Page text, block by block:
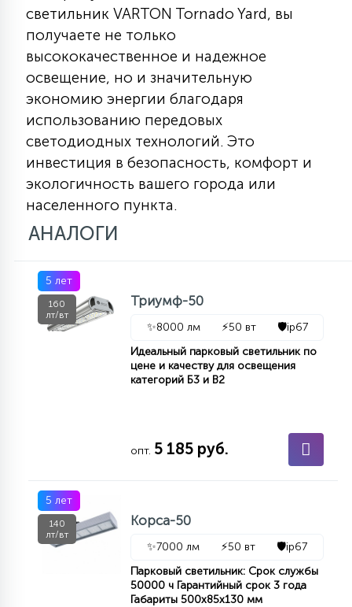
светильник VARTON Tornado Yard, вы
получаете не только
высококачественное и надежное
освещение, но и значительную
экономию энергии благодаря
использованию передовых
светодиодных технологий. Это
инвестиция в безопасность, комфорт и
экологичность вашего города или
населенного пункта.
АНАЛОГИ
5 лет
160
лт/вт
Триумф-50
✨8000 лм ⚡50 вт 🛡️ip67
Идеальный парковый светильник по
цене и качеству для освещения
категорий Б3 и В2
опт. 5 185 руб.
5 лет
140
лт/вт
Корса-50
✨7000 лм ⚡50 вт 🛡️ip67
Парковый светильник: Срок службы
50000 ч Гарантийный срок 3 года
Габариты 500х85х130 мм